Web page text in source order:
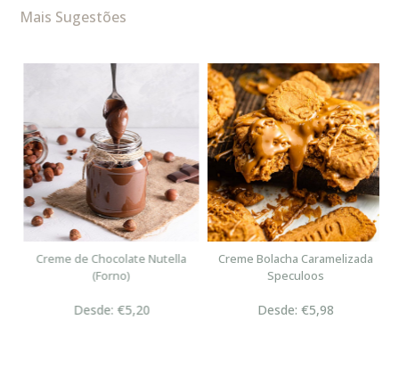
Mais Sugestões
Creme de Chocolate Nutella
(Forno)
Desde: €5,20
Creme Bolacha Caramelizada
Speculoos
Desde: €5,98